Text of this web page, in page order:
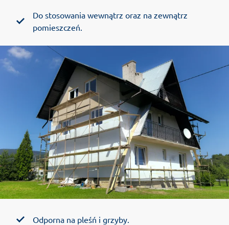
Do stosowania wewnątrz oraz na zewnątrz
pomieszczeń.
Odporna na pleśń i grzyby.